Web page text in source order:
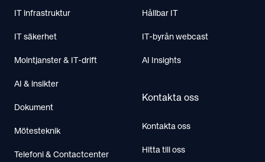
IT infrastruktur
IT säkerhet
Molntjanster & IT-drift
AI & insikter
Dokument
Mötesteknik
Telefoni & Contactcenter
Hållbar IT
IT-byrån webcast
AI Insights
Kontakta oss
Kontakta oss
Hitta till oss